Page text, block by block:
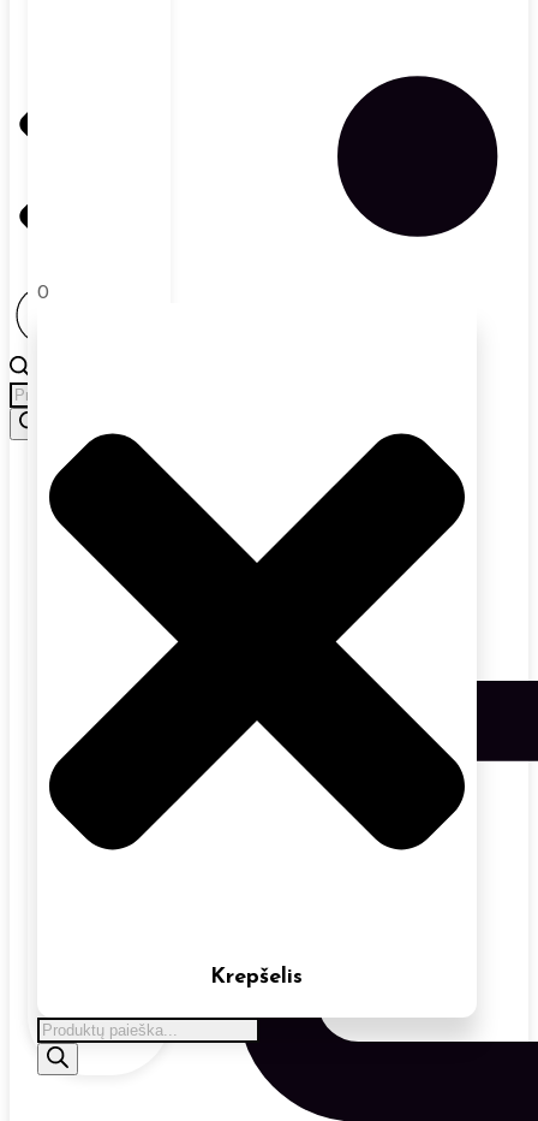
0
Krepšelis
Products
search
Products
search